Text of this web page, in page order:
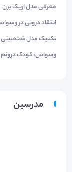
معرفی مدل اریک برن
انتقاد درونی در
تکنیک مدل
وسواس: کودک درونم
مدرسین